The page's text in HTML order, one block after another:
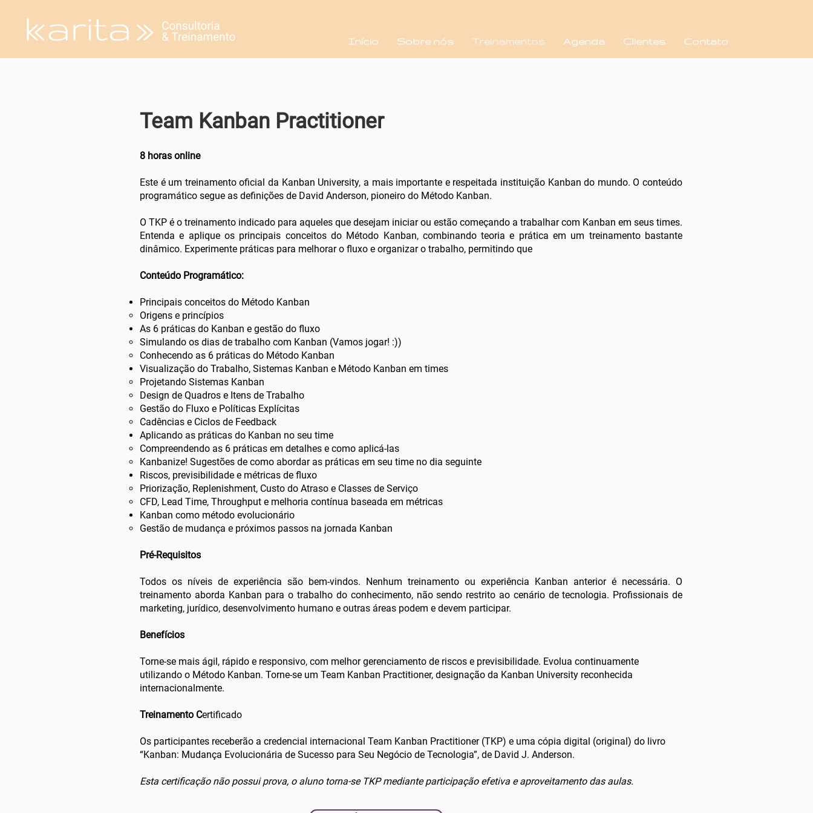
Início Sobre nós Treinamentos Agenda Clientes Contato
Team Kanban Practitioner
8 horas online
Este é um treinamento oficial da Kanban University, a mais importante e respeitada instituição Kanban do mundo. O conteúdo
programático segue as definições de David Anderson, pioneiro do Método Kanban.
O TKP é o treinamento indicado para aqueles que desejam iniciar ou estão começando a trabalhar com Kanban em seus times.
Entenda e aplique os principais conceitos do Método Kanban, combinando teoria e prática em um treinamento bastante
dinâmico. Experimente práticas para melhorar o fluxo e organizar o trabalho, permitindo que
Conteúdo Programático:
Principais conceitos do Método Kanban
Origens e princípios
As 6 práticas do Kanban e gestão do fluxo
Simulando os dias de trabalho com Kanban (Vamos jogar! :))
Conhecendo as 6 práticas do Método Kanban
Visualização do Trabalho, Sistemas Kanban e Método Kanban em times
Projetando Sistemas Kanban
Design de Quadros e Itens de Trabalho
Gestão do Fluxo e Políticas Explícitas
Cadências e Ciclos de Feedback
Aplicando as práticas do Kanban no seu time
Compreendendo as 6 práticas em detalhes e como aplicá-las
Kanbanize! Sugestões de como abordar as práticas em seu time no dia seguinte
Riscos, previsibilidade e métricas de fluxo
Priorização, Replenishment, Custo do Atraso e Classes de Serviço
CFD, Lead Time, Throughput e melhoria contínua baseada em métricas
Kanban como método evolucionário
Gestão de mudança e próximos passos na jornada Kanban
Pré-Requisitos
Todos os níveis de experiência são bem-vindos. Nenhum treinamento ou experiência Kanban anterior é necessária. O
treinamento aborda Kanban para o trabalho do conhecimento, não sendo restrito ao cenário de tecnologia. Profissionais de
marketing, jurídico, desenvolvimento humano e outras áreas podem e devem participar.
Benefícios
Torne-se mais ágil, rápido e responsivo, com melhor gerenciamento de riscos e previsibilidade. Evolua continuamente
utilizando o Método Kanban. Torne-se um Team Kanban Practitioner, designação da Kanban University reconhecida
internacionalmente.
Treinamento Certificado
Os participantes receberão a credencial internacional Team Kanban Practitioner (TKP) e uma cópia digital (original) do livro
“Kanban: Mudança Evolucionária de Sucesso para Seu Negócio de Tecnologia”, de David J. Anderson.
Esta certificação não possui prova, o aluno torna-se TKP mediante participação efetiva e aproveitamento das aulas.